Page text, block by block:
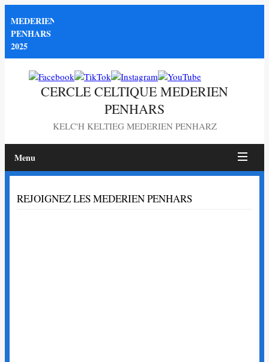
MEDERIEN
PENHARS
2025
CERCLE CELTIQUE MEDERIEN
PENHARS
KELC'H KELTIEG MEDERIEN PENHARZ
Menu
REJOIGNEZ LES MEDERIEN PENHARS
Page